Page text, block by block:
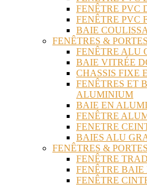
FENÊTRE PVC
FENÊTRE PVC
BAIE
FENÊTRES &
FENÊTRE ALU
BAIE VITRÉE
CHASSIS FIXE
FENÊTRES ET
ALUMINIUM
BAIE EN
FENÊTRE
FENETRE
BAIES ALU
FENÊTRES &
FENÊTRE
FENÊTRE BAIE
FENÊTRE